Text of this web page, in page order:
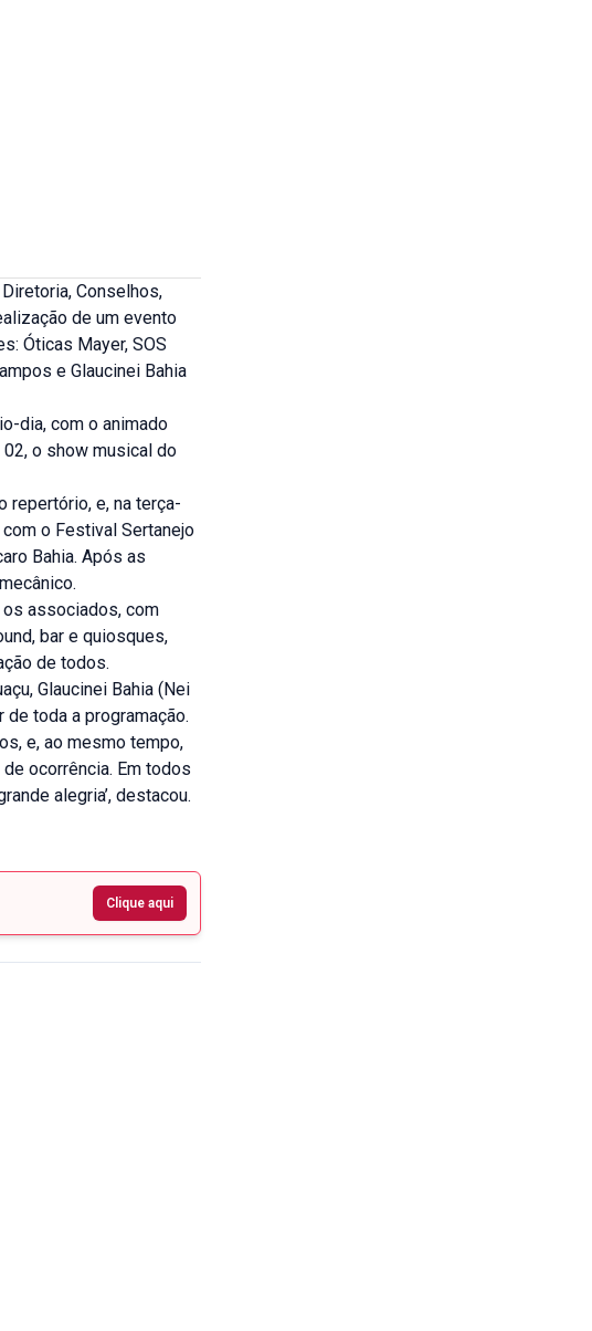
Conselhos,
de um evento
Óticas Mayer, SOS
e Glaucinei Bahia
dia, com o animado
o show musical do
repertório, e, na terça-
o Festival Sertanejo
Bahia. Após as
associados, com
bar e quiosques,
de todos.
Glaucinei Bahia (Nei
toda a programação.
e, ao mesmo tempo,
ocorrência. Em todos
alegria’, destacou.
Clique aqui